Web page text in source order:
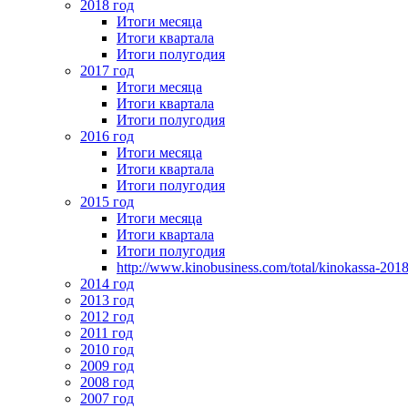
2018 год
Итоги месяца
Итоги квартала
Итоги полугодия
2017 год
Итоги месяца
Итоги квартала
Итоги полугодия
2016 год
Итоги месяца
Итоги квартала
Итоги полугодия
2015 год
Итоги месяца
Итоги квартала
Итоги полугодия
http://www.kinobusiness.com/total/kinokassa-
2014 год
2013 год
2012 год
2011 год
2010 год
2009 год
2008 год
2007 год